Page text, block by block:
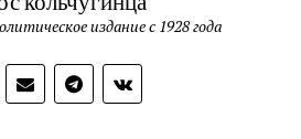
издание с 1928 года